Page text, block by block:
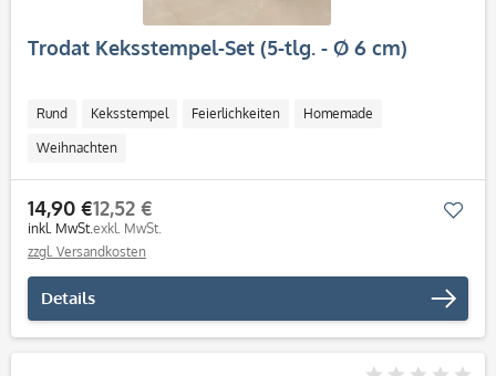
Trodat Keksstempel-Set (5-tlg. - Ø 6 cm)
Rund Keksstempel Feierlichkeiten Homemade
Weihnachten
14,90 €
inkl. MwSt.
12,52 €
exkl. MwSt.
zzgl. Versandkosten
Details